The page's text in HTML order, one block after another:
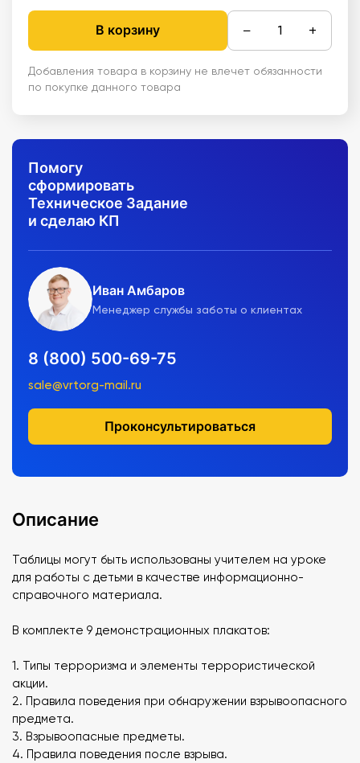
В корзину − +
Добавления товара в корзину не влечет обязанности
по покупке данного товара
Помогу
сформировать
Техническое Задание
и сделаю КП
Иван Амбаров
Менеджер службы заботы о клиентах
8 (800) 500-69-75
sale@vrtorg-mail.ru
Проконсультироваться
Описание
Таблицы могут быть использованы учителем на уроке
для работы с детьми в качестве информационно-
справочного материала.
В комплекте 9 демонстрационных плакатов:
1. Типы терроризма и элементы террористической
акции.
2. Правила поведения при обнаружении взрывоопасного
предмета.
3. Взрывоопасные предметы.
4. Правила поведения после взрыва.